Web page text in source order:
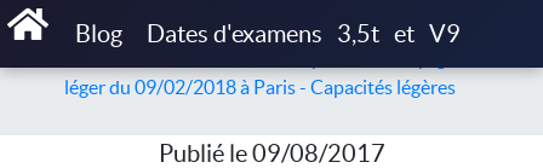
Blog Dates d'examens 3,5t et V9
Accueil
Articles
léger du 09/02/2018 à Paris - Capacités légères
Publié le 09/08/2017